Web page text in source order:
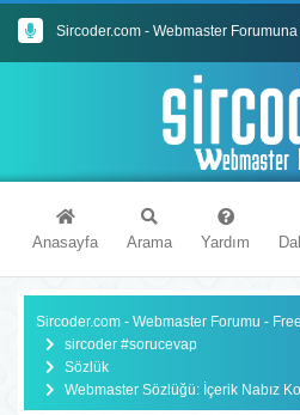
Sircoder.com - Webmaster
Sircoder.com Webmaster Forumu
Anasayfa Arama Yardım
Sircoder.com - Webmaster Forumu -
sircoder #sorucevap
Sözlük
Webmaster Sözlüğü: İçerik Nabız